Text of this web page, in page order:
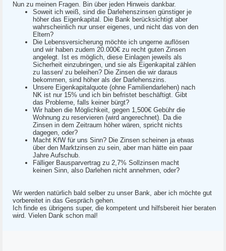
Nun zu meinen Fragen. Bin über jeden Hinweis dankbar.
Soweit ich weiß, sind die Darlehenszinsen günstiger je
höher das Eigenkapital. Die Bank berücksichtigt aber
wahrscheinlich nur unser eigenes, und nicht das von den
Eltern?
Die Lebensversicherung möchte ich ungerne auflösen
und wir haben zudem 20.000€ zu recht guten Zinsen
angelegt. Ist es möglich, diese Einlagen jeweils als
Sicherheit einzubringen, und sie als Eigenkapital zählen
zu lassen/ zu beleihen? Die Zinsen die wir daraus
bekommen, sind höher als der Darlehenszins.
Unsere Eigenkapitalquote (ohne Familiendarlehen) nach
NK ist nur 15% und ich bin befristet beschäftigt. Gibt
das Probleme, falls keiner bürgt?
Wir haben die Möglichkeit, gegen 1,500€ Gebühr die
Wohnung zu reservieren (wird angerechnet). Da die
Zinsen in dem Zeitraum höher wären, spricht nichts
dagegen, oder?
Macht KfW für uns Sinn? Die Zinsen scheinen ja etwas
über den Marktzinsen zu sein, aber man hätte ein paar
Jahre Aufschub.
Fälliger Bausparvertrag zu 2,7% Sollzinsen macht
keinen Sinn, also Darlehen nicht annehmen, oder?
Wir werden natürlich bald selber zu unser Bank, aber ich möchte gut
vorbereitet in das Gespräch gehen.
Ich finde es übrigens super, die kompetent und hilfsbereit hier beraten
wird. Vielen Dank schon mal!